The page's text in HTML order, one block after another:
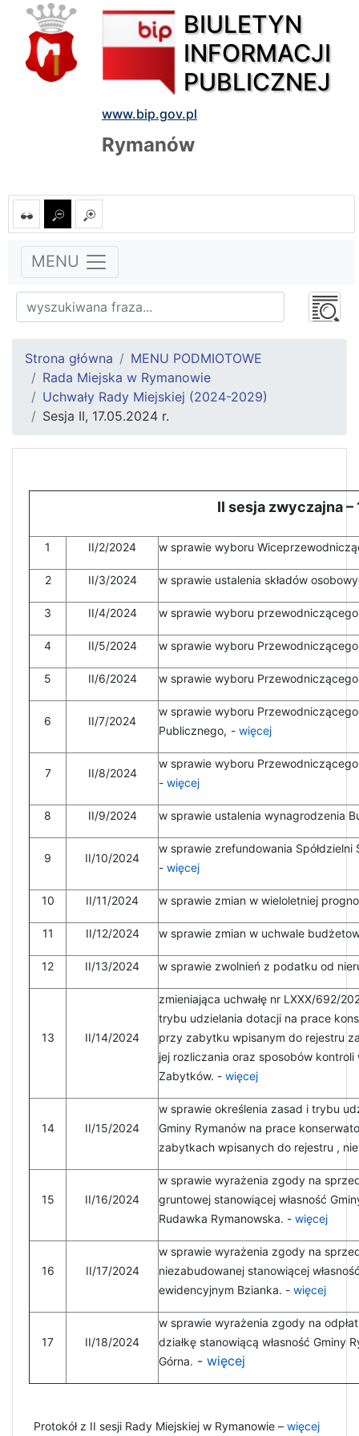
BIULETYN
INFORMACJI
PUBLICZNEJ
www.bip.gov.pl
Rymanów
MENU
Strona główna
MENU PODMIOTOWE
Rada Miejska w Rymanowie
Uchwały Rady Miejskiej (2024-2029)
Sesja II, 17.05.2024 r.
II sesja zwyczajna –
1 II/2/2024 w sprawie wyboru
2 II/3/2024 w sprawie ustalenia składów
3 II/4/2024 w sprawie wyboru
4 II/5/2024 w sprawie wyboru
5 II/6/2024 w sprawie wyboru
6 II/7/2024
w sprawie wyboru
Publicznego, - więcej
7 II/8/2024
w sprawie wyboru
- więcej
8 II/9/2024 w sprawie ustalenia wynagrodzenia
9 II/10/2024
w sprawie zrefundowania Spółdzielni
- więcej
10 II/11/2024 w sprawie zmian w wieloletniej
11 II/12/2024 w sprawie zmian w uchwale
12 II/13/2024 w sprawie zwolnień z podatku od
13 II/14/2024
zmieniająca uchwałę nr LXXX/692/
trybu udzielania dotacji na prace
przy zabytku wpisanym do rejestru
jej rozliczania oraz sposobów
Zabytków. - więcej
14 II/15/2024
w sprawie określenia zasad i trybu
Gminy Rymanów na prace
zabytkach wpisanych do rejestru ,
15 II/16/2024
w sprawie wyrażenia zgody na
gruntowej stanowiącej własność
Rudawka Rymanowska. - więcej
16 II/17/2024
w sprawie wyrażenia zgody na
niezabudowanej stanowiącej
ewidencyjnym Bzianka. - więcej
17 II/18/2024
w sprawie wyrażenia zgody na
działkę stanowiącą własność Gminy
Górna. - więcej
Protokół z II sesji Rady Miejskiej w Rymanowie – więcej